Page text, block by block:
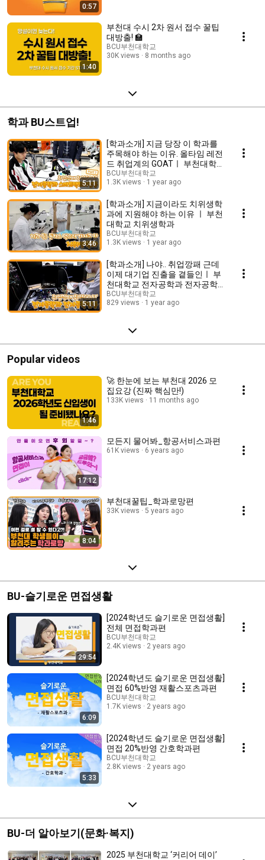
0:57
1:40
부천대 수시 2차 원서 접수 꿀팁
대방출! 🏫
BCU부천대학교
30K views
8 months ago
학과 BU스트업!
5:11
[학과소개] 지금 당장 이 학과를
주목해야 하는 이유. 올타임 레전
드 취업계의 GOATㅣ 부천대학교
전자공학과 스마트팩토리전공
BCU부천대학교
1.3K views
1 year ago
3:46
[학과소개] 지금이라도 치위생학
과에 지원해야 하는 이유 ㅣ 부천
대학교 치위생학과
BCU부천대학교
1.3K views
1 year ago
5:11
[학과소개] 나야.. 취업깡패 근데
이제 대기업 진출을 곁들인ㅣ 부
천대학교 전자공학과 전자공학
전공
BCU부천대학교
829 views
1 year ago
Popular videos
1:46
🚀 한눈에 보는 부천대 2026 모
집요강 (진짜 핵심만!)
133K views 11 months ago
17:12
모든지 물어봐_항공서비스과편
61K views 6 years ago
8:04
부천대꿀팁_학과로망편
33K views 5 years ago
BU-슬기로운 면접생활
29:54
[2024학년도 슬기로운 면접생활]
전체 면접학과편
BCU부천대학교
2.4K views
2 years ago
6:09
[2024학년도 슬기로운 면접생활]
면접 60%반영 재활스포츠과편
BCU부천대학교
1.7K views
2 years ago
5:33
[2024학년도 슬기로운 면접생활]
면접 20%반영 간호학과편
BCU부천대학교
2.8K views
2 years ago
BU-더 알아보기(문화·복지)
2025 부천대학교 ‘커리어 데이’